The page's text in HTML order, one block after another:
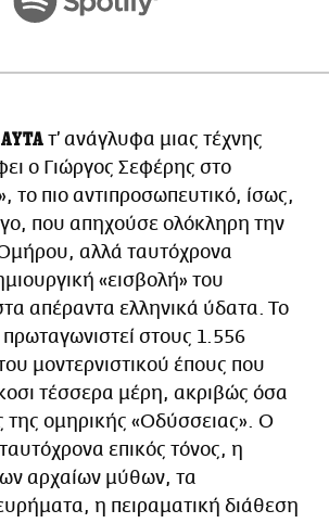
τ’ ανάγλυφα μιας τέχνης
ο Γιώργος Σεφέρης στο
το πιο αντιπροσωπευτικό, ίσως,
που απηχούσε ολόκληρη την
αλλά ταυτόχρονα
«εισβολή» του
απέραντα ελληνικά ύδατα. Το
στους 1.556
μοντερνιστικού έπους που
τέσσερα μέρη, ακριβώς όσα
της ομηρικής «Οδύσσειας». Ο
επικός τόνος, η
αρχαίων μύθων, τα
η πειραματική διάθεση